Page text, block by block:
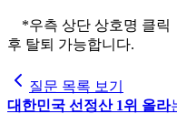
*우측 상단 상호명 클릭
후 탈퇴 가능합니다.
질문 목록 보기
대한민국 선정산 1위 올라